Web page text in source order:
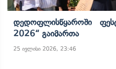
Დედოფლისწყაროში
2026“ Გაიმართა
25 ივლისი 2026, 23:46